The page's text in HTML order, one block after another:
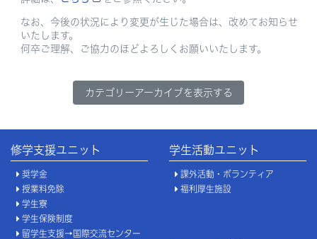
なお、今後の状況により変更が生じた場合は、改めてお知らせ
いたします。
何卒ご理解、ご協力のほどよろしくお願いいたします。
カテゴリーアーカイブを表示する
修学支援ユニット
奨学金
授業料免除
学生寮
学生保険制度
留学生支援→国際交流センター
学生活動ユニット
課外活動・ボランティア
福利厚生施設